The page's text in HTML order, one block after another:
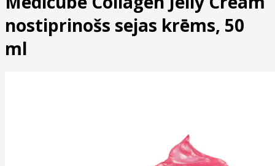
nostiprinošs sejas krēms, 50
ml